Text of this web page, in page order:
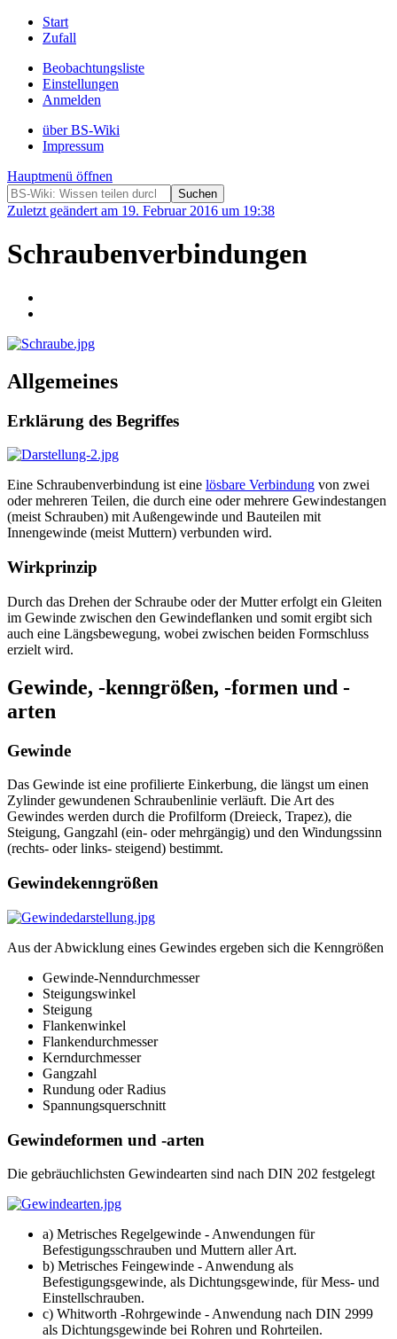
Start
Zufall
Beobachtungsliste
Einstellungen
Anmelden
über BS-Wiki
Impressum
Hauptmenü öffnen
Zuletzt geändert am 19. Februar 2016 um 19:38
Schraubenverbindungen
Allgemeines
Erklärung des Begriffes
Eine Schraubenverbindung ist eine lösbare Verbindung von zwei
oder mehreren Teilen, die durch eine oder mehrere Gewindestangen
(meist Schrauben) mit Außengewinde und Bauteilen mit
Innengewinde (meist Muttern) verbunden wird.
Wirkprinzip
Durch das Drehen der Schraube oder der Mutter erfolgt ein Gleiten
im Gewinde zwischen den Gewindeflanken und somit ergibt sich
auch eine Längsbewegung, wobei zwischen beiden Formschluss
erzielt wird.
Gewinde, -kenngrößen, -formen und -
arten
Gewinde
Das Gewinde ist eine profilierte Einkerbung, die längst um einen
Zylinder gewundenen Schraubenlinie verläuft. Die Art des
Gewindes werden durch die Profilform (Dreieck, Trapez), die
Steigung, Gangzahl (ein- oder mehrgängig) und den Windungssinn
(rechts- oder links- steigend) bestimmt.
Gewindekenngrößen
Aus der Abwicklung eines Gewindes ergeben sich die Kenngrößen
Gewinde-Nenndurchmesser
Steigungswinkel
Steigung
Flankenwinkel
Flankendurchmesser
Kerndurchmesser
Gangzahl
Rundung oder Radius
Spannungsquerschnitt
Gewindeformen und -arten
Die gebräuchlichsten Gewindearten sind nach DIN 202 festgelegt
a) Metrisches Regelgewinde - Anwendungen für
Befestigungsschrauben und Muttern aller Art.
b) Metrisches Feingewinde - Anwendung als
Befestigungsgewinde, als Dichtungsgewinde, für Mess- und
Einstellschrauben.
c) Whitworth -Rohrgewinde - Anwendung nach DIN 2999
als Dichtungsgewinde bei Rohren und Rohrteilen.